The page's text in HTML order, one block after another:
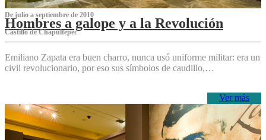
De julio a septiembre de 2010
Hombres a galope y a la Revolución
Castillo de Chapultepec
Emiliano Zapata era buen charro, nunca usó uniforme militar: era un
civil revolucionario, por eso sus símbolos de caudillo,…
Ver más